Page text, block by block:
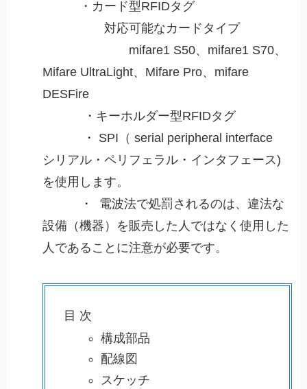
・カード型RFIDタグ
対応可能なカードタイプ
mifare1 S50、mifare1 S70、
Mifare UltraLight、Mifare Pro、mifare
DESFire
・キーホルダー型RFIDタグ
・ SPI（ serial peripheral interface
シリアル・ペリフェラル・インタフェース)
を使用します。
・ 電波法で処罰されるのは、違法な
設備（機器）を販売した人ではなく使用した
人であることに注意が必要です。
目 次
構成部品
配線図
スケッチ